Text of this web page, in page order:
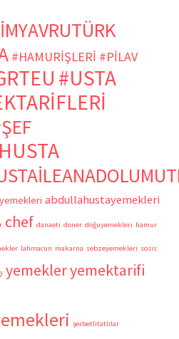
#HAMURİŞLERİ #PİLAV
#USTA
abdullahustayemekleri
chef danaeti doner doğuyemekleri hamur
lahmacun makarna sebzeyemekleri sosis
yemekleryemektarifi
şerbetlitatlılar